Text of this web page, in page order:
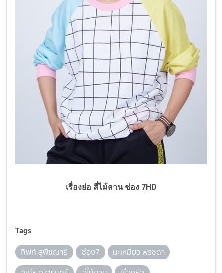
เรื่องย่อ สี่ไม้คาน ช่อง 7HD
Tags
กิฟท์ สุพิชฌาย์ ช่อง7
มะเหมี่ยว พรชดา